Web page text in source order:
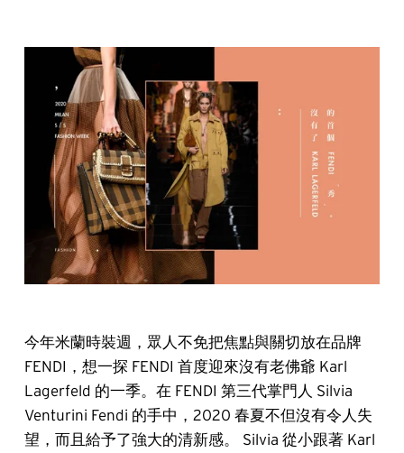
今年米蘭時裝週，眾人不免把焦點與關切放在品牌
FENDI，想一探 FENDI 首度迎來沒有老佛爺 Karl
Lagerfeld 的一季。在 FENDI 第三代掌門人 Silvia
Venturini Fendi 的手中，2020 春夏不但沒有令人失
望，而且給予了強大的清新感。 Silvia 從小跟著 Karl